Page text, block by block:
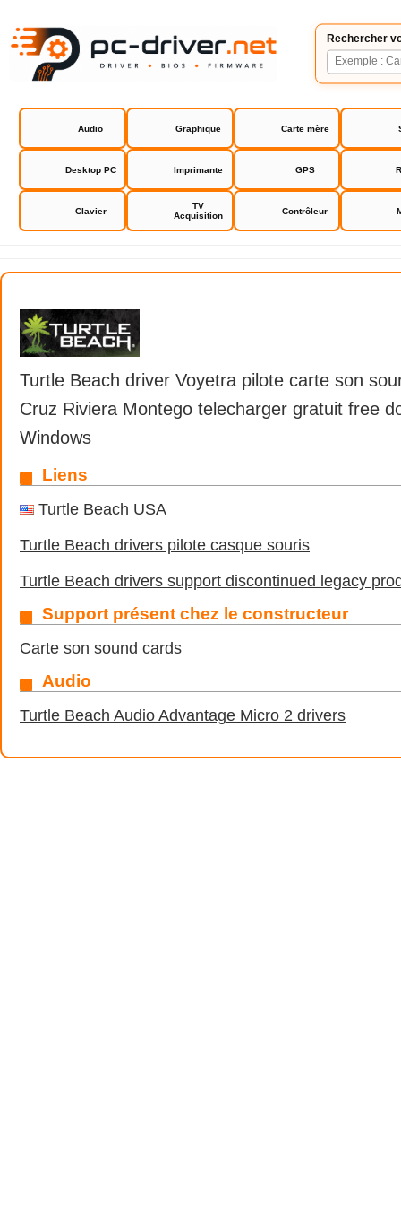
Rechercher
Audio Graphique Carte mère
Desktop PC Imprimante GPS
Clavier
TV
Acquisition
Contrôleur
Turtle Beach driver
Turtle Beach driver Voyetra pilote carte son
Cruz Riviera Montego telecharger gratuit free
Windows
Liens
Turtle Beach USA
Turtle Beach drivers pilote casque souris
Turtle Beach drivers support discontinued legacy
Support présent chez le constructeur
Carte son sound cards
Audio
Turtle Beach Audio Advantage Micro 2 drivers